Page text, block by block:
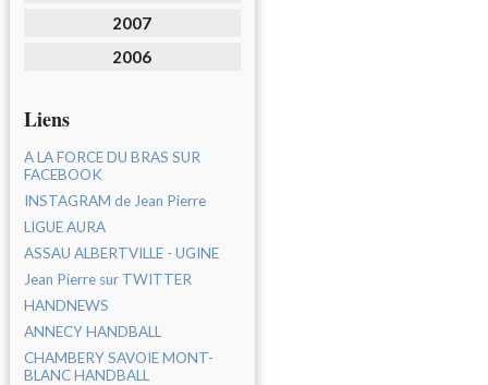
2007
2006
Liens
A LA FORCE DU BRAS SUR
FACEBOOK
INSTAGRAM de Jean Pierre
LIGUE AURA
ASSAU ALBERTVILLE - UGINE
Jean Pierre sur TWITTER
HANDNEWS
ANNECY HANDBALL
CHAMBERY SAVOIE MONT-
BLANC HANDBALL